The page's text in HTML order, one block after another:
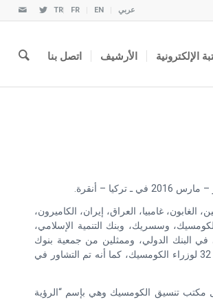
عربي EN
FR
TR
الإلكترونية الأرشيف اتصل بنا
الغابون، غامبيا، العراق، إيران، الكاميرون،
وسسريك، وبنك التنمية الإسلامي،
في البنك الدولي، وممثلين من جمعية بنوك
المشاركة التركية، بالإضافة إلى بعض الضيوف الآخرين. بالإضافة إلى أنه تم التشاور في التحضيرات الخاصة بما يتعلق بجلسة تبادل الأراء ووجهات النظر من أجل الإجتماع الـ 32 لوزراء الكومسيك، كما أنه تم التشاور في
مكتب تنسيق الكومسيك وهي بإسم “الرؤية